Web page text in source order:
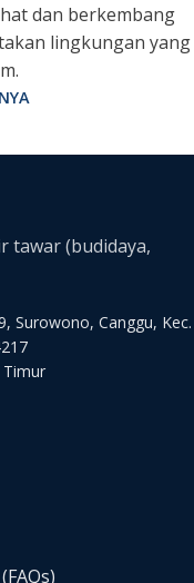
dan berkembang
lingkungan yang
tawar (budidaya,
Surowono, Canggu, Kec.
Timur